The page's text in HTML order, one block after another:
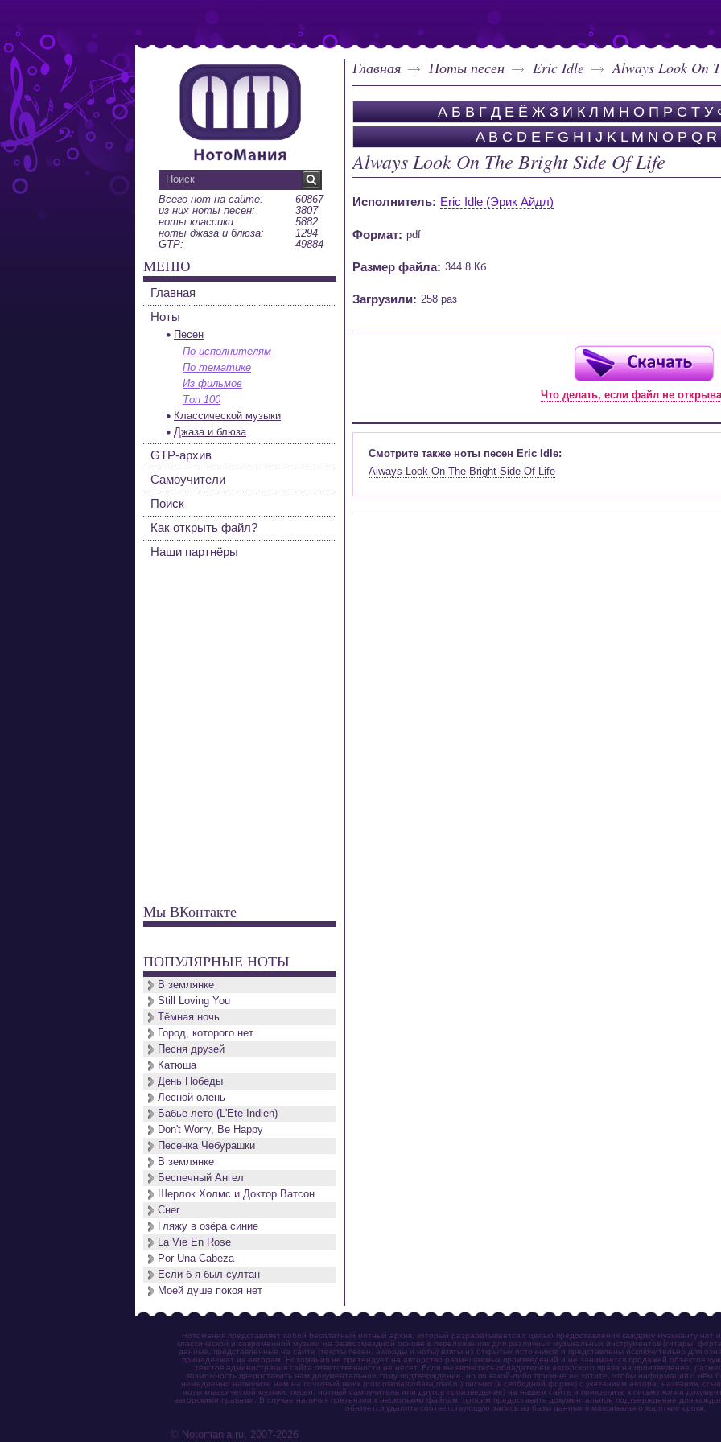
Главная Ноты песен Eric Idle Always Look On
А Б В Г Д Е Ё Ж З И К Л М Н О П Р С Т У
A B C D E F G H I J K L M N O P Q R
Always Look On The Bright Side Of Life
Исполнитель: Eric Idle (Эрик Айдл)
Формат: pdf
Размер файла: 344.8 Кб
Загрузили: 258 раз
Что делать, если файл не
Смотрите также ноты песен Eric Idle:
Always Look On The Bright Side Of Life
Всего нот на сайте:
60867
из них ноты песен:
3807
ноты классики:
5882
ноты джаза и блюза:
1294
GTP:
49884
МЕНЮ
Главная
Ноты
Песен
По исполнителям
По тематике
Из фильмов
Топ 100
Классической музыки
Джаза и блюза
GTP-архив
Самоучители
Поиск
Как открыть файл?
Наши партнёры
Мы ВКонтакте
ПОПУЛЯРНЫЕ НОТЫ
В землянке
Still Loving You
Тёмная ночь
Город, которого нет
Песня друзей
Катюша
День Победы
Лесной олень
Бабье лето (L'Ete Indien)
Don't Worry, Be Happy
Песенка Чебурашки
В землянке
Беспечный Ангел
Шерлок Холмс и Доктор Ватсон
Снег
Гляжу в озёра синие
La Vie En Rose
Por Una Cabeza
Если б я был султан
Моей душе покоя нет
Нотомания представляет собой бесплатный нотный архив, который разрабатывается с целью предоставления каждому музыканту нот
классической и современной музыки на безвозмездной основе в переложениях для различных музыкальных инструментов (гитары,
данные, представленные на сайте (тексты песен, аккорды и ноты) взяты из открытых источников и представлены исключительно для
принадлежат их авторам. Нотомания не претендует на авторство размещаемых произведений и не занимается продажей объектов
текстов администрация сайта ответственности не несет. Если вы являетесь обладателем авторского права на произведение,
возможность предоставить нам документальное тому подтверждение, но по какой-либо причине не хотите, чтобы информация о нём
немедленно напишите нам на почтовый ящик (notomania[собака]mail.ru) письмо (в свободной форме) с указанием автора, названия,
ноты классической музыки, песен, нотный самоучитель или другое произведение) на нашем сайте и прикрепите к письму копии
авторскими правами. В случае наличия претензии к нескольким файлам, просим предоставить документальное подтверждение для
обязуется удалить соответствующую запись из базы данных в максимально короткие сроки.
© Notomania.ru, 2007-2026